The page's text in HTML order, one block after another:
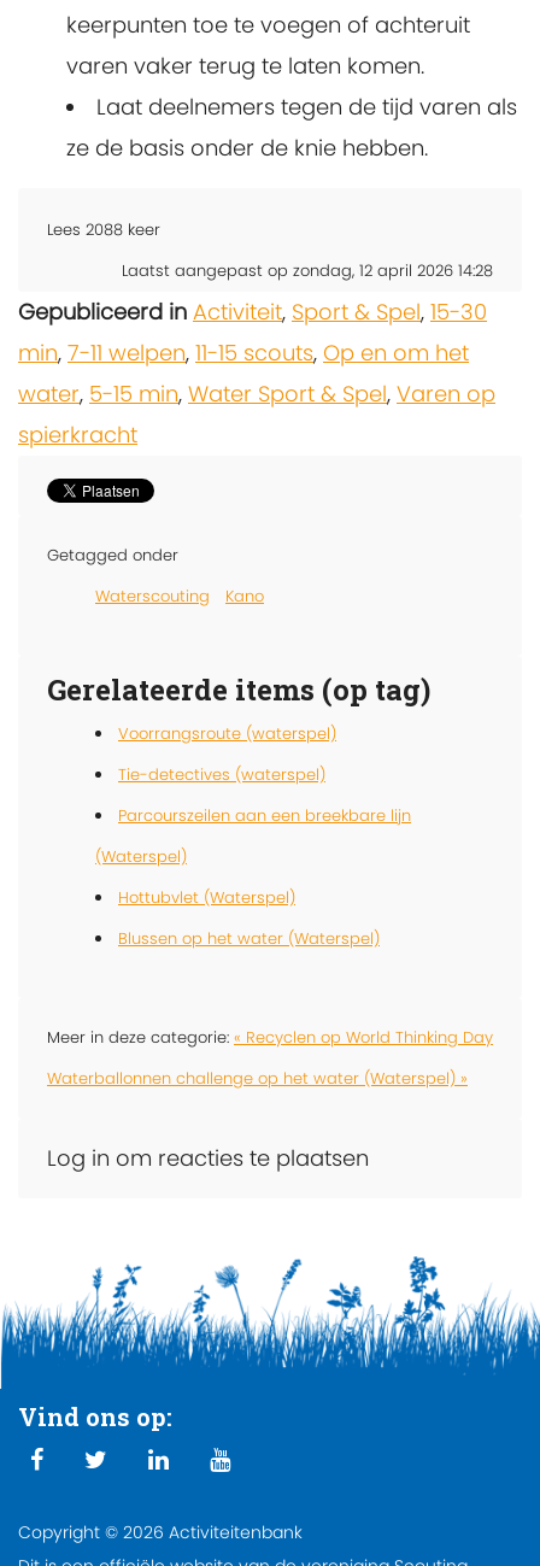
keerpunten toe te voegen of achteruit
varen vaker terug te laten komen.
Laat deelnemers tegen de tijd varen als
ze de basis onder de knie hebben.
Lees 2088 keer
Laatst aangepast op zondag, 12 april 2026 14:28
Gepubliceerd in Activiteit, Sport & Spel, 15-30
min, 7-11 welpen, 11-15 scouts, Op en om het
water, 5-15 min, Water Sport & Spel, Varen op
spierkracht
Getagged onder
Waterscouting
Kano
Gerelateerde items (op tag)
Voorrangsroute (waterspel)
Tie-detectives (waterspel)
Parcourszeilen aan een breekbare lijn
(Waterspel)
Hottubvlet (Waterspel)
Blussen op het water (Waterspel)
Meer in deze categorie: « Recyclen op World Thinking Day
Waterballonnen challenge op het water (Waterspel) »
Log in om reacties te plaatsen
Vind ons op:
Copyright © 2026 Activiteitenbank